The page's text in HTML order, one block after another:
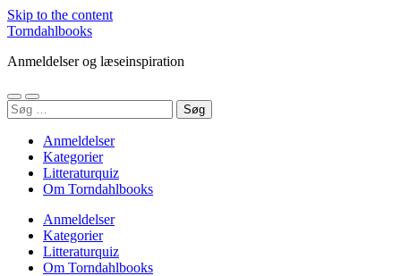
Skip to the content
Torndahlbooks
Anmeldelser og læseinspiration
Toggle
mobile
Toggle
search
Søg
efter:
Anmeldelser
Kategorier
Litteraturquiz
Om Torndahlbooks
Anmeldelser
Kategorier
Litteraturquiz
Om Torndahlbooks